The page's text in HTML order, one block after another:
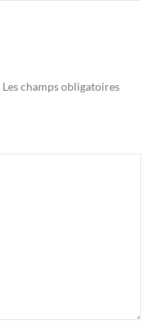
Les champs obligatoires